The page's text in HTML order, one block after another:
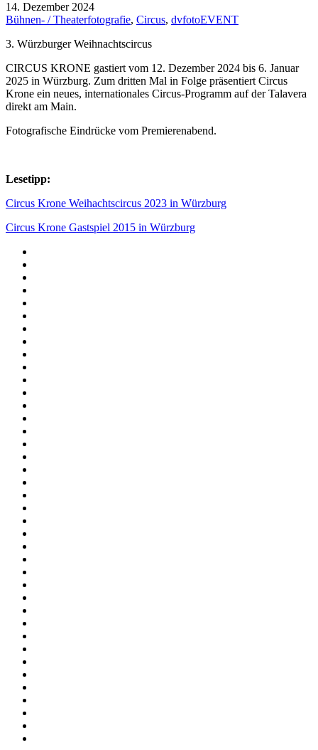
14. Dezember 2024
Bühnen- / Theaterfotografie, Circus, dvfotoEVENT
3. Würzburger Weihnachtscircus
CIRCUS KRONE gastiert vom 12. Dezember 2024 bis 6. Januar
2025 in Würzburg. Zum dritten Mal in Folge präsentiert Circus
Krone ein neues, internationales Circus-Programm auf der Talavera
direkt am Main.
Fotografische Eindrücke vom Premierenabend.
Lesetipp:
Circus Krone Weihachtscircus 2023 in Würzburg
Circus Krone Gastspiel 2015 in Würzburg